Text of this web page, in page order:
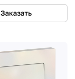
Заказать